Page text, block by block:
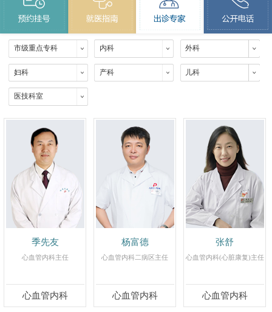
市级重点专科 内科 外科
妇科 产科 儿科
医技科室
季先友
心血管内科主任
心血管内科
杨富德
心血管内科二病区主任
心血管内科
张舒
心血管内科(心脏康复)主任
心血管内科